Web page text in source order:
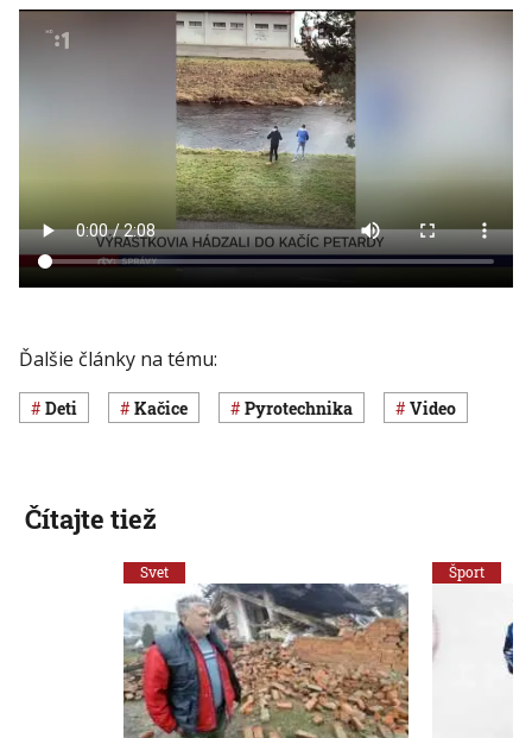
Ďalšie články na tému:
deti kačice pyrotechnika Video
Čítajte tiež
Svet Šport